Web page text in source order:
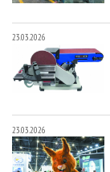
23.03.2026
23.03.2026